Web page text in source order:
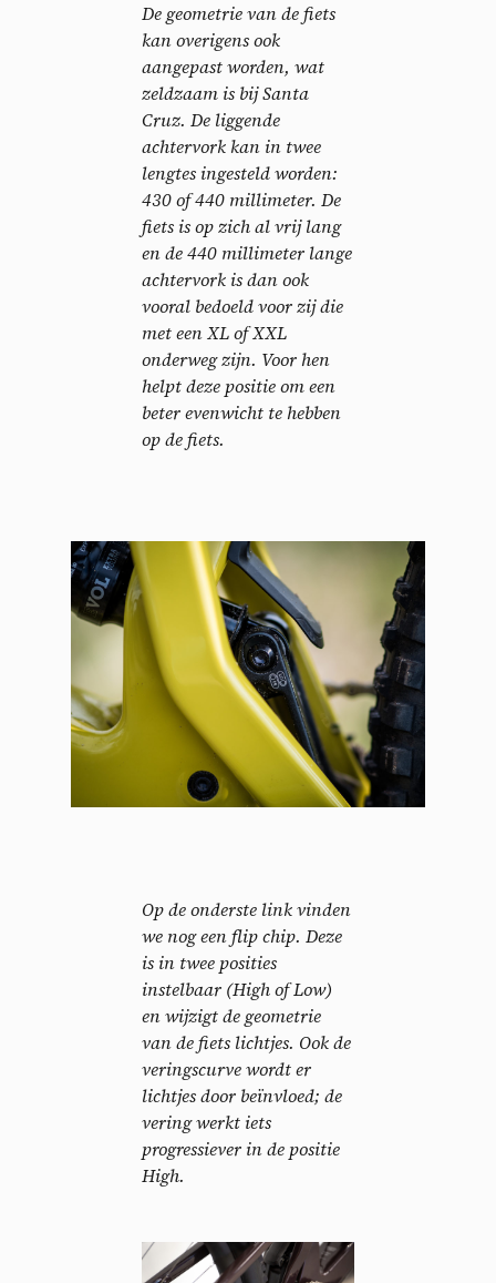
De geometrie van de fiets
kan overigens ook
aangepast worden, wat
zeldzaam is bij Santa
Cruz. De liggende
achtervork kan in twee
lengtes ingesteld worden:
430 of 440 millimeter. De
fiets is op zich al vrij lang
en de 440 millimeter lange
achtervork is dan ook
vooral bedoeld voor zij die
met een XL of XXL
onderweg zijn. Voor hen
helpt deze positie om een
beter evenwicht te hebben
op de fiets.
Op de onderste link vinden
we nog een flip chip. Deze
is in twee posities
instelbaar (High of Low)
en wijzigt de geometrie
van de fiets lichtjes. Ook de
veringscurve wordt er
lichtjes door beïnvloed; de
vering werkt iets
progressiever in de positie
High.
Cookies management
By allowing these third party services, you accept their